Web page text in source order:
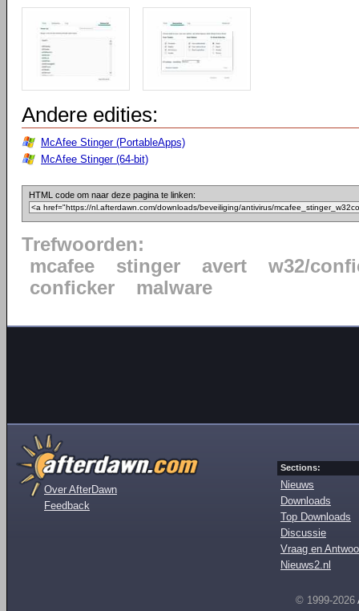
Andere edities:
McAfee Stinger (PortableApps)
McAfee Stinger (64-bit)
HTML code om naar deze pagina te linken:
Trefwoorden:
mcafee
stinger avert
w32/
conficker
malware
Over AfterDawn
Feedback
Sections:
Nieuws
Downloads
Top Downloads
Discussie
Vraag en
Nieuws2.nl
© 1999-2026